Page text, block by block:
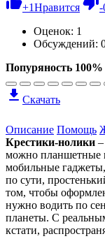
+1Нравится -
Оценок: 1
Обсуждений:
Попуряность 100%
Скачать
Описание Помощь
Крестики-нолики
можно планшетные
мобильные
по сути,
том, чтобы
нужно водить по
планеты. С
кстати,